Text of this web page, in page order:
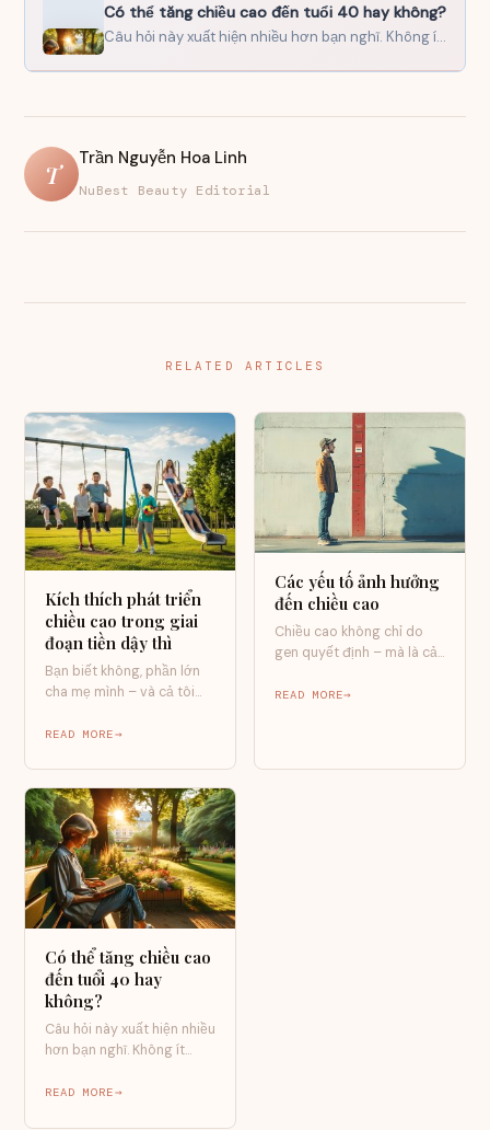
Có thể tăng chiều cao đến tuổi 40 hay không?
Câu hỏi này xuất hiện nhiều hơn bạn nghĩ. Không ít người ở độ tuổi 35, 38, thậm…
T
Trần Nguyễn Hoa Linh
NuBest Beauty Editorial
RELATED ARTICLES
Kích thích phát triển
chiều cao trong giai
đoạn tiền dậy thì
Bạn biết không, phần lớn
cha mẹ mình – và cả tôi
READ MORE
Các yếu tố ảnh hưởng
đến chiều cao
Chiều cao không chỉ do
gen quyết định – mà là cả
READ MORE
Có thể tăng chiều cao
đến tuổi 40 hay
không?
Câu hỏi này xuất hiện nhiều
hơn bạn nghĩ. Không ít
READ MORE